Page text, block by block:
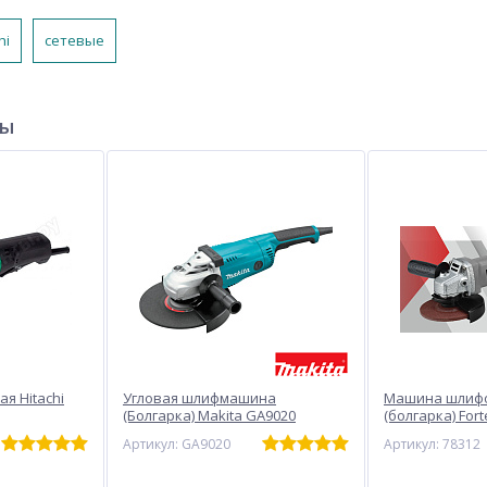
сетевые
Hitachi
Угловая шлифмашина
(Болгарка) Makita GA9020
Артикул: GA9020
Машина
(болгарка)
Артикул: 78312